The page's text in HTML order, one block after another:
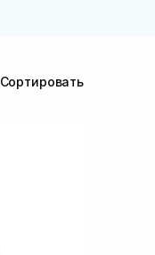
Сортировать